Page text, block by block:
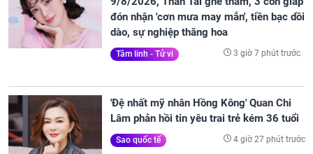
đón nhận 'cơn mưa may mắn', tiền bạc dồi
dào, sự nghiệp thăng hoa
Tâm linh - Tử vi 3 giờ 7 phút trước
'Đệ nhất mỹ nhân Hồng Kông' Quan Chi
Lâm phản hồi tin yêu trai trẻ kém 36 tuổi
Sao quốc tế 4 giờ 27 phút trước